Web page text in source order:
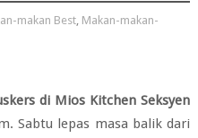
makan Best, Makan-makan-
di Mios Kitchen Seksyen
Sabtu lepas masa balik dari